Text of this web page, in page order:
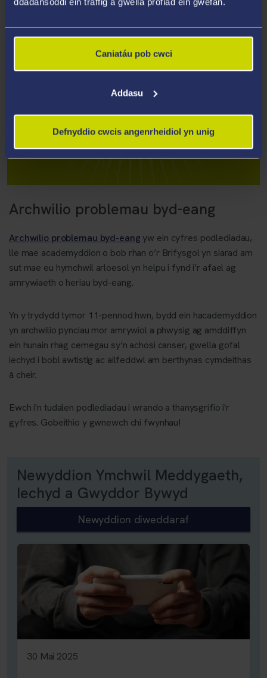
Caniatáu pob cwci
Addasu
Defnyddio cwcis angenrheidiol yn unig
Archwilio problemau byd-eang
Archwilio problemau byd-eang yw ein cyfres podlediadau,
lle mae academyddion o bob rhan o’r Brifysgol yn siarad am
sut mae eu hymchwil arloesol yn helpu i fynd i’r afael ag
amrywiaeth o heriau byd-eang.
Yn y trydydd tymor 11-pennod hwn, bydd ein hacademyddion
yn archwilio pynciau mor amrywiol a phwysig ag amddiffyn
ein hunain rhag cemegau sy’n achosi canser, gwella gofal
iechyd i bobl awtistig ac ailfeddwl am berthynas cymdeithas
â cheir.
Ewch i'n tudalen podlediadau i wrando a thanysgrifio i'r
gyfres. Gobeithio y gwnewch chi fwynhau!
Newyddion Ymchwil Meddygaeth,
Iechyd a Gwyddor Bywyd
Newyddion diweddaraf
30 Mai 2025